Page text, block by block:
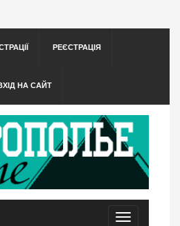
РЕЄСТРАЦІЯ
НА САЙТ
Toggle